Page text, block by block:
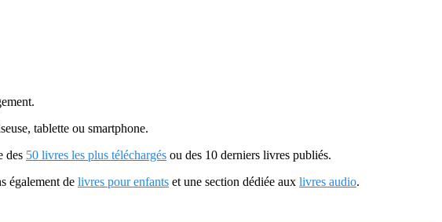
tablette ou smartphone.
des 50 livres les plus téléchargés ou des 10 derniers livres publiés.
également de livres pour enfants et une section dédiée aux livres audio.